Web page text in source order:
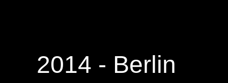
2014 - Berlin